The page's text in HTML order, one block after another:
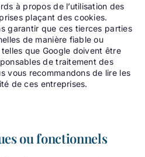
à propos de l’utilisation des
plaçant des cookies.
garantir que ces tierces parties
de manière fiable ou
que Google doivent être
de traitement des
vous recommandons de lire les
de ces entreprises.
ou fonctionnels